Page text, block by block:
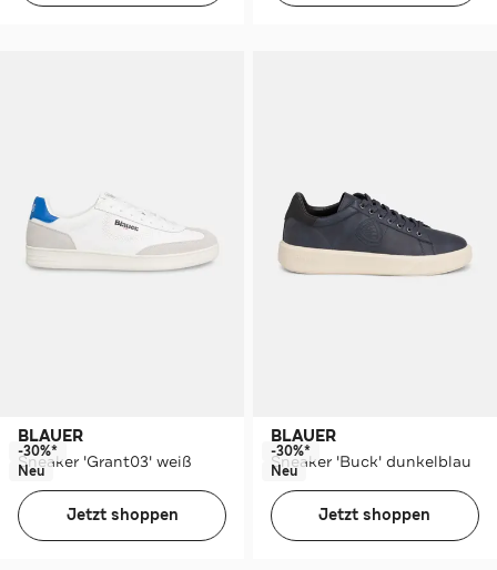
BLAUER
Sneaker 'Grant03' weiß
-30%*
Neu
Jetzt shoppen
BLAUER
Sneaker 'Buck' dunkelblau
-30%*
Neu
Jetzt shoppen